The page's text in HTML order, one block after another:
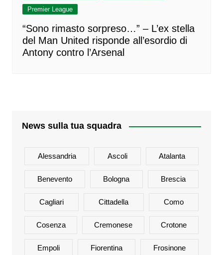
Premier League
“Sono rimasto sorpreso…” – L’ex stella
del Man United risponde all’esordio di
Antony contro l’Arsenal
News sulla tua squadra
Alessandria Ascoli Atalanta
Benevento Bologna Brescia
Cagliari Cittadella Como
Cosenza Cremonese Crotone
Empoli Fiorentina Frosinone